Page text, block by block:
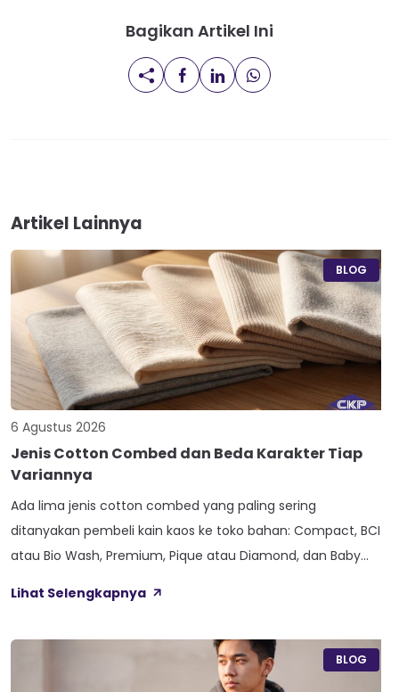
Bagikan Artikel Ini
Artikel Lainnya
BLOG
6 Agustus 2026
Jenis Cotton Combed dan Beda Karakter Tiap
Variannya
Ada lima jenis cotton combed yang paling sering
ditanyakan pembeli kain kaos ke toko bahan: Compact, BCI
atau Bio Wash, Premium, Pique atau Diamond, dan Baby
benang atau jenis rajutan, bukan dari angka ketebalan
Lihat Selengkapnya
BLOG